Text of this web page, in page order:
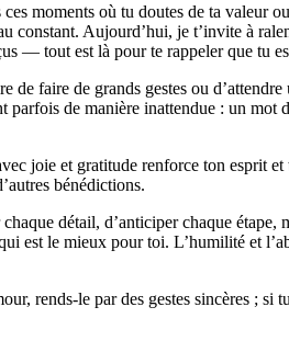
moments où tu doutes de ta valeur
constant. Aujourd’hui, je t’invite à
— tout est là pour te rappeler que tu
de faire de grands gestes ou
de manière inattendue : un mot
joie et gratitude renforce ton esprit
bénédictions.
détail, d’anticiper chaque
est le mieux pour toi. L’humilité et
rends-le par des gestes sincères ;